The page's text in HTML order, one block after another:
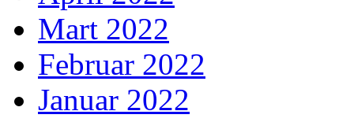
Mart 2022
Februar 2022
Januar 2022